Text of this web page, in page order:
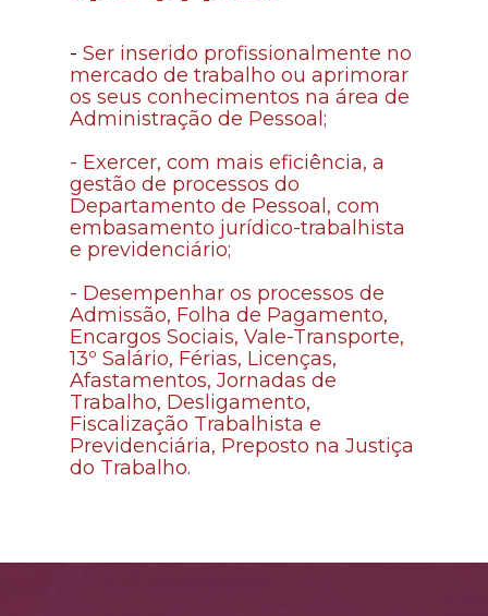
- Ser inserido profissionalmente no
mercado de trabalho ou aprimorar
os seus conhecimentos na área de
Administração de Pessoal ;
- Exercer, com mais eficiência, a
gestão de processos do
Departamento de Pessoal, com
embasamento jurídico-trabalhista
e previdenciário;
- Desempenhar os processos de
Admissão, Folha de Pagamento,
Encargos Sociais, Vale-Transporte,
13º Salário, Férias, Licenças,
Afastamentos, Jornadas de
Trabalho, Desligamento,
Fiscalização Trabalhista e
Previdenciária, Preposto na Justiça
do Trabalho.